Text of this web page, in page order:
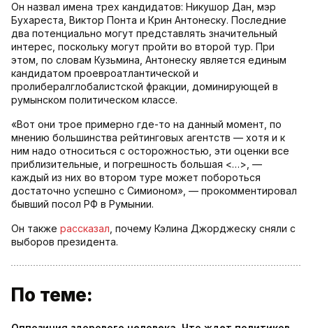
Он назвал имена трех кандидатов: Никушор Дан, мэр
Бухареста, Виктор Понта и Крин Антонеску. Последние
два потенциально могут представлять значительный
интерес, поскольку могут пройти во второй тур. При
этом, по словам Кузьмина, Антонеску является единым
кандидатом проевроатлантической и
пролибералглобалистской фракции, доминирующей в
румынском политическом классе.
«Вот они трое примерно где-то на данный момент, по
мнению большинства рейтинговых агентств — хотя и к
ним надо относиться с осторожностью, эти оценки все
приблизительные, и погрешность большая <…>, —
каждый из них во втором туре может побороться
достаточно успешно с Симионом», — прокомментировал
бывший посол РФ в Румынии.
Он также рассказал , почему Кэлина Джорджеску сняли с
выборов президента.
По теме: